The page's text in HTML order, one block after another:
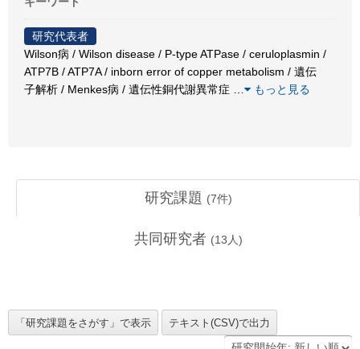
研究代表者
Wilson病 / Wilson disease / P-type ATPase / ceruloplasmin /
ATP7B / ATP7A / inborn error of copper metabolism / 遺伝
子解析 / Menkes病 / 遺伝性銅代謝異常症
もっと見る
研究課題 (7件)
共同研究者 (13 人)